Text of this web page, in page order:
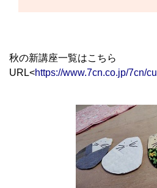
秋の新講座一覧はこちら
URL<https://www.7cn.co.jp/7cn/